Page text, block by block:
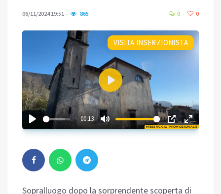
06/11/2024 19:51 865 0 0
MESSAGGIO PROMOZIONALE
VISITA INSERZIONISTA
00:13
Play
02:28
Sopralluogo dopo la sorprendente scoperta di